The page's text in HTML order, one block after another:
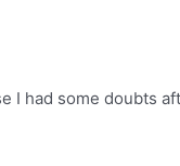
I had some doubts